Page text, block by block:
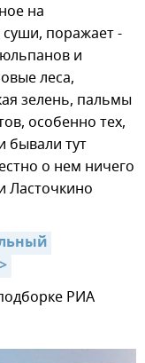
на
поражает -
и
леса,
зелень, пальмы
особенно тех,
бывали тут
о нем ничего
Ласточкино
РИА